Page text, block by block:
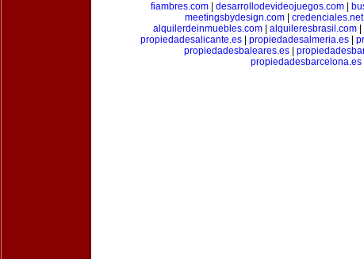
fiambres.com| desarrollodevideojuegos.com|
meetingsbydesign.com| credenciales.net|
alquilerdeinmuebles.com| alquileresbrasil.com|
propiedadesalicante.es| propiedadesalmeria.es|
propiedadesbaleares.es
propiedadesbarcelona.es